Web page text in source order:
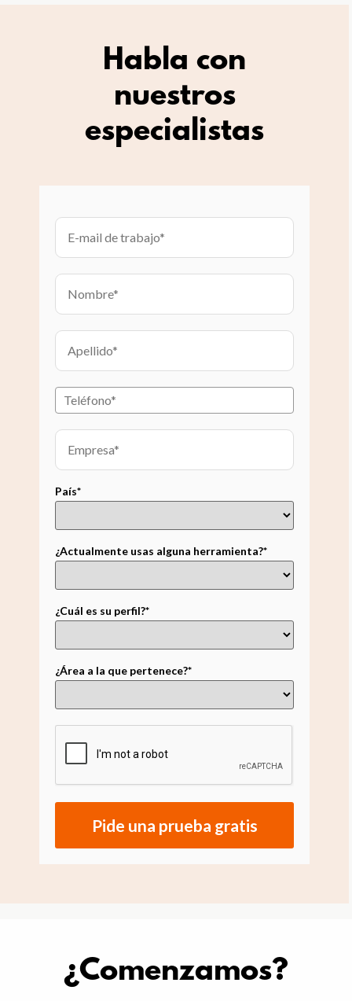
Habla con
nuestros
especialistas
País*
¿Actualmente usas alguna herramienta?*
¿Cuál es su perfil?*
¿Área a la que pertenece?*
Pide una prueba gratis
¿Comenzamos?